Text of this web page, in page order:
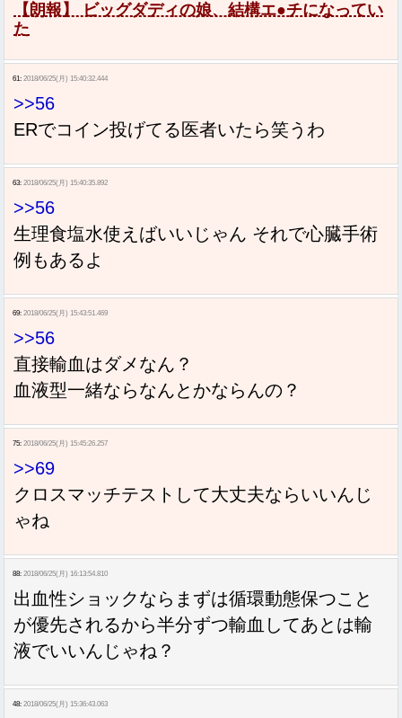
【朗報】 ビッグダディの娘、結構エ●チになってい
た
61: 2018/06/25(月) 15:40:32.444
>>56
ERでコイン投げてる医者いたら笑うわ
63: 2018/06/25(月) 15:40:35.892
>>56
生理食塩水使えばいいじゃん それで心臓手術
例もあるよ
69: 2018/06/25(月) 15:43:51.469
>>56
直接輸血はダメなん？
血液型一緒ならなんとかならんの？
75: 2018/06/25(月) 15:45:26.257
>>69
クロスマッチテストして大丈夫ならいいんじ
ゃね
88: 2018/06/25(月) 16:13:54.810
出血性ショックならまずは循環動態保つこと
が優先されるから半分ずつ輸血してあとは輸
液でいいんじゃね？
48: 2018/06/25(月) 15:36:43.063